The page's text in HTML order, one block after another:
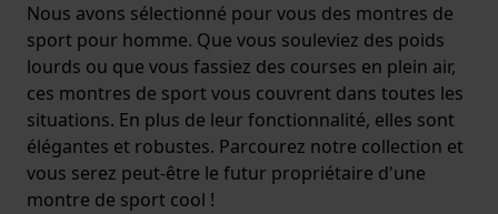
Nous avons sélectionné pour vous des montres de
sport pour homme. Que vous souleviez des poids
lourds ou que vous fassiez des courses en plein air,
ces montres de sport vous couvrent dans toutes les
situations. En plus de leur fonctionnalité, elles sont
élégantes et robustes. Parcourez notre collection et
vous serez peut-être le futur propriétaire d'une
montre de sport cool !